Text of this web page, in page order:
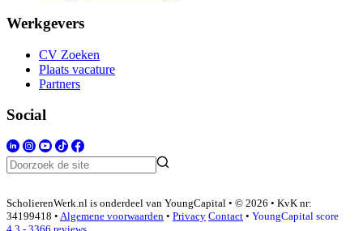
Werkgevers
CV Zoeken
Plaats vacature
Partners
Social
ScholierenWerk.nl is onderdeel van YoungCapital • © 2026 • KvK nr:
34199418 • Algemene voorwaarden • Privacy Contact • YoungCapital score